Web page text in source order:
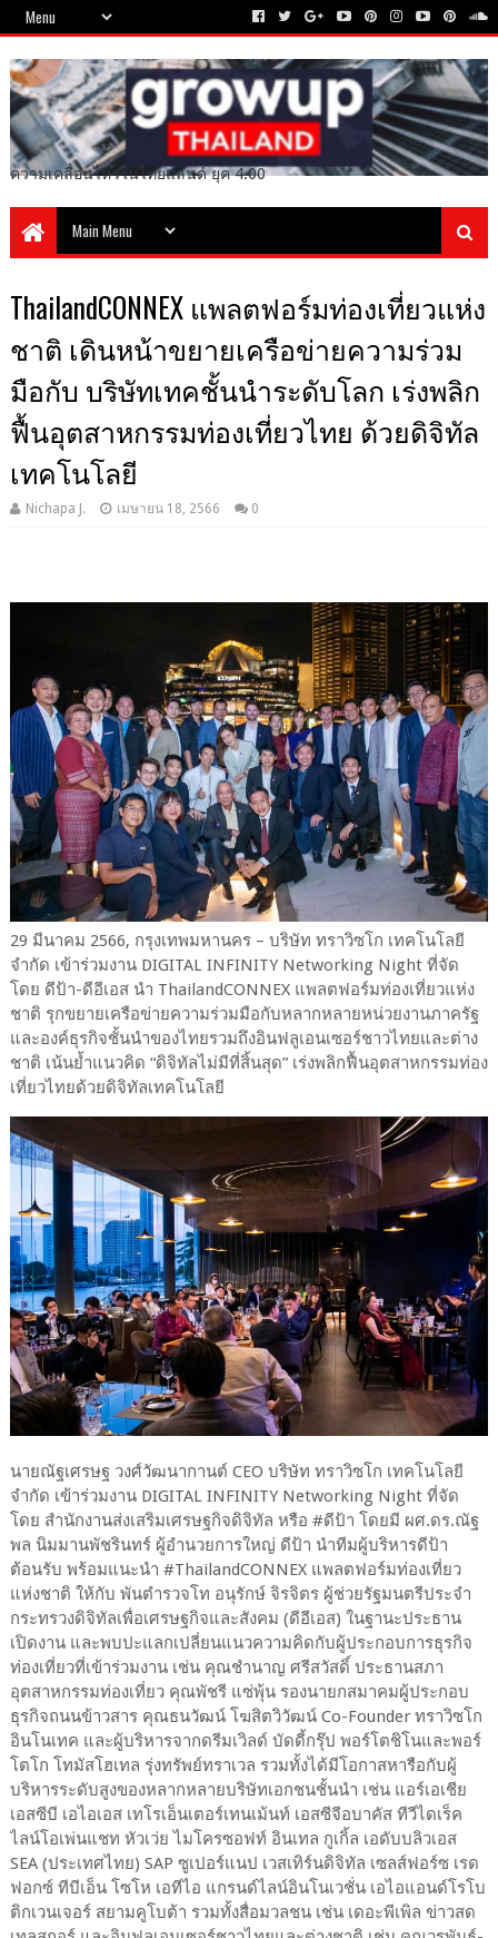
ความเคลื่อนไหวในไทยแลนด์ ยุค 4.00
ThailandCONNEX แพลตฟอร์มท่องเที่ยวแห่ง
ชาติ เดินหน้าขยายเครือข่ายความร่วม
มือกับ บริษัทเทคชั้นนำระดับโลก เร่งพลิก
ฟื้นอุตสาหกรรมท่องเที่ยวไทย ด้วยดิจิทัล
เทคโนโลยี
Nichapa J. เมษายน 18, 2566 0
29 มีนาคม 2566, กรุงเทพมหานคร – บริษัท ทราวิซโก เทคโนโลยี
จำกัด เข้าร่วมงาน DIGITAL INFINITY Networking Night ที่จัด
โดย ดีป้า-ดีอีเอส นำ ThailandCONNEX แพลตฟอร์มท่องเที่ยวแห่ง
ชาติ รุกขยายเครือข่ายความร่วมมือกับหลากหลายหน่วยงานภาครัฐ
และองค์ธุรกิจชั้นนำของไทยรวมถึงอินฟลูเอนเซอร์ชาวไทยและต่าง
ชาติ เน้นย้ำแนวคิด “ดิจิทัลไม่มีที่สิ้นสุด” เร่งพลิกฟื้นอุตสาหกรรมท่อง
เที่ยวไทยด้วยดิจิทัลเทคโนโลยี
นายณัฐเศรษฐ วงศ์วัฒนากานต์ CEO บริษัท ทราวิซโก เทคโนโลยี
จำกัด เข้าร่วมงาน DIGITAL INFINITY Networking Night ที่จัด
โดย สำนักงานส่งเสริมเศรษฐกิจดิจิทัล หรือ #ดีป้า โดยมี ผศ.ดร.ณัฐ
พล นิมมานพัชรินทร์ ผู้อำนวยการใหญ่ ดีป้า นำทีมผู้บริหารดีป้า
ต้อนรับ พร้อมแนะนำ #ThailandCONNEX แพลตฟอร์มท่องเที่ยว
แห่งชาติ ให้กับ พันตำรวจโท อนุรักษ์ จิรจิตร ผู้ช่วยรัฐมนตรีประจำ
กระทรวงดิจิทัลเพื่อเศรษฐกิจและสังคม (ดีอีเอส) ในฐานะประธาน
เปิดงาน และพบปะแลกเปลี่ยนแนวความคิดกับผู้ประกอบการธุรกิจ
ท่องเที่ยวที่เข้าร่วมงาน เช่น คุณชำนาญ ศรีสวัสดิ์ ประธานสภา
อุตสาหกรรมท่องเที่ยว คุณพัชรี แซ่พุ้น รองนายกสมาคมผู้ประกอบ
ธุรกิจถนนข้าวสาร คุณธนวัฒน์ โฆสิตวิวัฒน์ Co-Founder ทราวิซโก
อินโนเทค และผู้บริหารจากดรีมเวิลด์ บัดดี้กรุ๊ป พอร์โตชิโนและพอร์
โตโก โทมัสโฮเทล รุ่งทรัพย์ทราเวล รวมทั้งได้มีโอกาสหารือกับผู้
บริหารระดับสูงของหลากหลายบริษัทเอกชนชั้นนำ เช่น แอร์เอเชีย
เอสซีบี เอไอเอส เทโรเอ็นเตอร์เทนเม้นท์ เอสซีจีอบาคัส ทีวีไดเร็ค
ไลน์โอเพ่นแชท หัวเว่ย ไมโครซอฟท์ อินเทล กูเกิ้ล เอดับบลิวเอส
SEA (ประเทศไทย) SAP ซูเปอร์แนป เวสเทิร์นดิจิทัล เซลส์ฟอร์ซ เรด
ฟอกซ์ ทีบีเอ็น โซโห เอทีไอ แกรนด์ไลน์อินโนเวชั่น เอไอแอนด์โรโบ
ติกเวนเจอร์ สยามคูโบต้า รวมทั้งสื่อมวลชน เช่น เดอะพีเพิล ข่าวสด